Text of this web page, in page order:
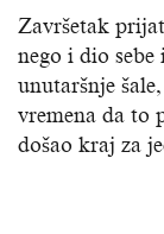
Završetak
nego i dio sebe
unutaršnje
vremena da to
došao kraj za